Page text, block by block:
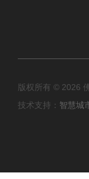
版权所有 © 2026
技术支持： 智慧城